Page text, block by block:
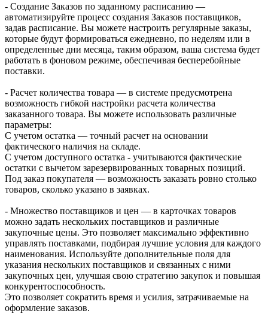
- Создание Заказов по заданному расписанию —
автоматизируйте процесс создания Заказов поставщиков,
задав расписание. Вы можете настроить регулярные заказы,
которые будут формироваться ежедневно, по неделям или в
определенные дни месяца, таким образом, ваша система будет
работать в фоновом режиме, обеспечивая бесперебойные
поставки.
- Расчет количества товара — в системе предусмотрена
возможность гибкой настройки расчета количества
заказанного товара. Вы можете использовать различные
параметры:
С учетом остатка — точный расчет на основании
фактического наличия на складе.
С учетом доступного остатка - учитываются фактические
остатки с вычетом зарезервированных товарных позиций.
Под заказ покупателя — возможность заказать ровно столько
товаров, сколько указано в заявках.
- Множество поставщиков и цен — в карточках товаров
можно задать нескольких поставщиков и различные
закупочные цены. Это позволяет максимально эффективно
управлять поставками, подбирая лучшие условия для каждого
наименования. Используйте дополнительные поля для
указания нескольких поставщиков и связанных с ними
закупочных цен, улучшая свою стратегию закупок и повышая
конкурентоспособность.
Это позволяет сократить время и усилия, затрачиваемые на
оформление заказов.